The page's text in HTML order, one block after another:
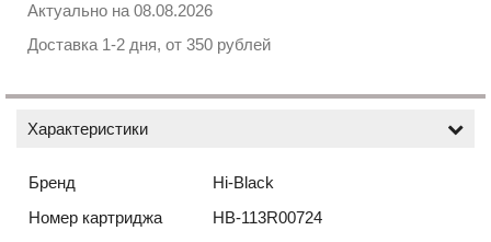
Актуально на 08.08.2026
Доставка 1-2 дня, от 350 рублей
Характеристики
Бренд
Hi-Black
Номер картриджа
HB-113R00724